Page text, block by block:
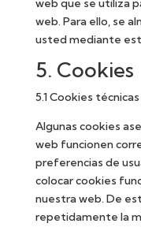
web que se utiliza
web. Para ello, se
usted mediante
5. Cookies
5.1 Cookies
Algunas cookies
web funcionen
preferencias de
colocar cookies
nuestra web. De
repetidamente la